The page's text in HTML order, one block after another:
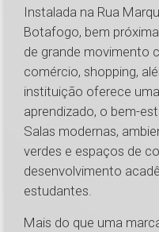
Instalada na Rua
Botafogo, bem
de grande movimento
comércio, shopping,
instituição oferece
aprendizado, o bem-
Salas modernas,
verdes e espaços de
desenvolvimento
estudantes.
Mais do que uma